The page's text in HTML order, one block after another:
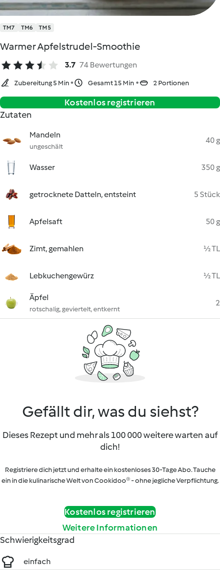
TM7 TM6 TM5
Warmer Apfelstrudel-Smoothie
3.7 74 Bewertungen
Zubereitung 5 Min Gesamt 15 Min 2 Portionen
Kostenlos registrieren
Zutaten
Mandeln
ungeschält
40 g
Wasser 350 g
getrocknete Datteln, entsteint 5 Stück
Apfelsaft 50 g
Zimt, gemahlen ½ TL
Lebkuchengewürz ½ TL
Äpfel
rotschalig, geviertelt, entkernt
2
Gefällt dir, was du siehst?
Dieses Rezept und mehr als 100 000 weitere warten auf
dich!
Registriere dich jetzt und erhalte ein kostenloses 30-Tage Abo. Tauche
ein in die kulinarische Welt von Cookidoo® - ohne jegliche Verpflichtung.
Kostenlos registrieren
Weitere Informationen
Schwierigkeitsgrad
einfach